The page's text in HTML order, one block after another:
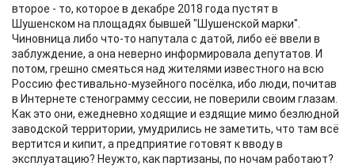
второе - то, которое в декабре 2018 года пустят в
Шушенском на площадях бывшей "Шушенской марки".
Чиновница либо что-то напутала с датой, либо её ввели в
заблуждение, а она неверно информировала депутатов. И
потом, грешно смеяться над жителями известного на всю
Россию фестивально-музейного посёлка, ибо люди, почитав
в Интернете стенограмму сессии, не поверили своим глазам.
Как это они, ежедневно ходящие и ездящие мимо безлюдной
заводской территории, умудрились не заметить, что там всё
вертится и кипит, а предприятие готовят к вводу в
эксплуатацию? Неужто, как партизаны, по ночам работают?